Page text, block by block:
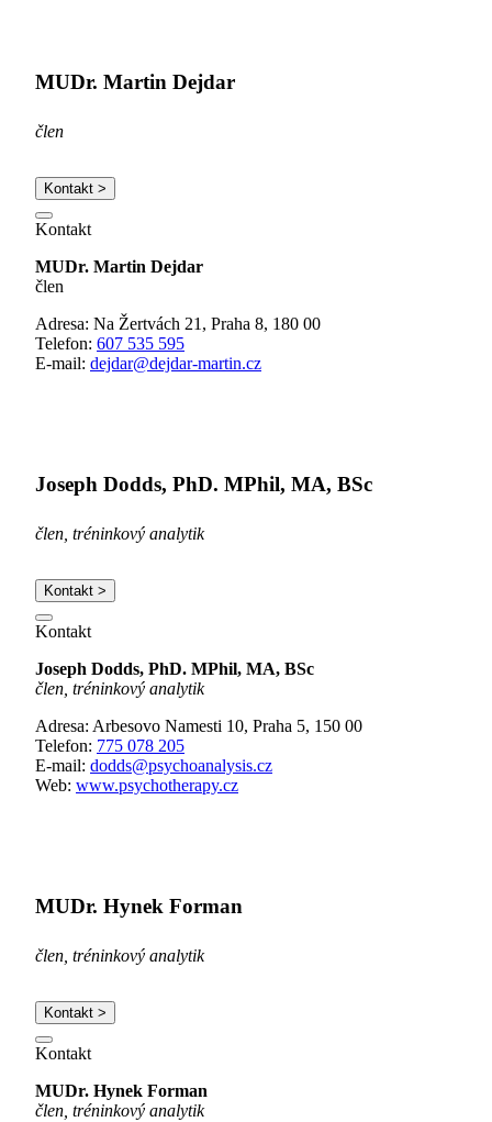
MUDr. Martin Dejdar
člen
Kontakt >
Kontakt
MUDr. Martin Dejdar
člen
Adresa: Na Žertvách 21, Praha 8, 180 00
Telefon: 607 535 595
E-mail: dejdar@dejdar-martin.cz
Joseph Dodds, PhD. MPhil, MA, BSc
člen, tréninkový analytik
Kontakt >
Kontakt
Joseph Dodds, PhD. MPhil, MA, BSc
člen, tréninkový analytik
Adresa: Arbesovo Namesti 10, Praha 5, 150 00
Telefon: 775 078 205
E-mail: dodds@psychoanalysis.cz
Web: www.psychotherapy.cz
MUDr. Hynek Forman
člen, tréninkový analytik
Kontakt >
Kontakt
MUDr. Hynek Forman
člen, tréninkový analytik